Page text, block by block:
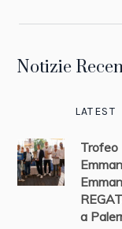
Notizie
LATEST
Trofeo
a